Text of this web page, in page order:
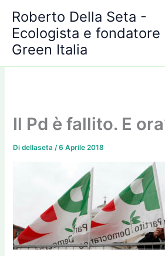
contenuto
Roberto Della Seta -
Ecologista e fondatore
Green Italia
Il Pd è fallito. E
Didellaseta/6 Aprile 2018
r
c
h
i